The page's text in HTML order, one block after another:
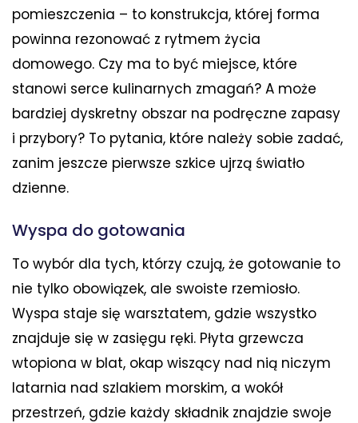
pomieszczenia – to konstrukcja, której forma
powinna rezonować z rytmem życia
domowego. Czy ma to być miejsce, które
stanowi serce kulinarnych zmagań? A może
bardziej dyskretny obszar na podręczne zapasy
i przybory? To pytania, które należy sobie zadać,
zanim jeszcze pierwsze szkice ujrzą światło
dzienne.
Wyspa do gotowania
To wybór dla tych, którzy czują, że gotowanie to
nie tylko obowiązek, ale swoiste rzemiosło.
Wyspa staje się warsztatem, gdzie wszystko
znajduje się w zasięgu ręki. Płyta grzewcza
wtopiona w blat, okap wiszący nad nią niczym
latarnia nad szlakiem morskim, a wokół
przestrzeń, gdzie każdy składnik znajdzie swoje